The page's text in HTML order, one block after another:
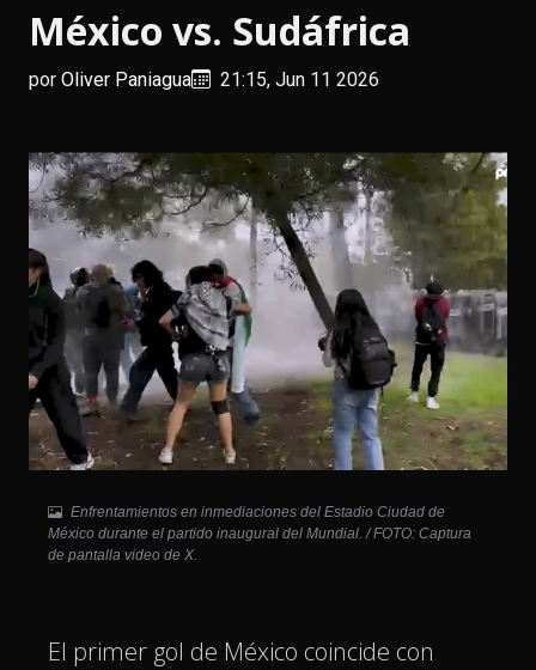
México vs. Sudáfrica
por Oliver Paniagua 21:15, Jun 11 2026
Enfrentamientos en inmediaciones del Estadio Ciudad de
México durante el partido inaugural del Mundial. / FOTO: Captura
de pantalla video de X.
El primer gol de México coincide con